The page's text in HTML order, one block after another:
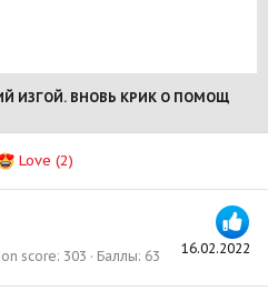
ИЗГОЙ. ВНОВЬ КРИК О ПОМОЩИ!
Love (2)
16.02.2022
score 303 Баллы 63